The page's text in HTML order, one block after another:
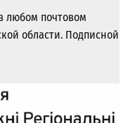
любом почтовом
области. Подписной